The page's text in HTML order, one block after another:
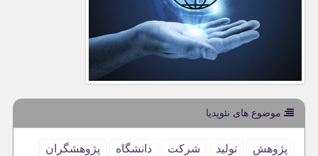
موضوع های نئوپدیا
پژوهش تولید شركت دانشگاه
پژوهشگران